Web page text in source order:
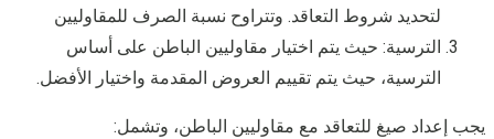
لتحديد شروط التعاقد. وتتراوح نسبة الصرف للمقاوليين
الترسية: حيث يتم اختيار مقاوليين الباطن على أساس
الترسية، حيث يتم تقييم العروض المقدمة واختيار الأفضل.
يجب إعداد صيغ للتعاقد مع مقاوليين الباطن، وتشمل: